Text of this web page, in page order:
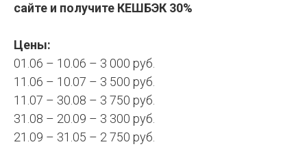
сайте и получите КЕШБЭК 30%
Цены:
01.06 – 10.06 – 3 000 руб.
11.06 – 10.07 – 3 500 руб.
11.07 – 30.08 – 3 750 руб.
31.08 – 20.09 – 3 300 руб.
21.09 – 31.05 – 2 750 руб.